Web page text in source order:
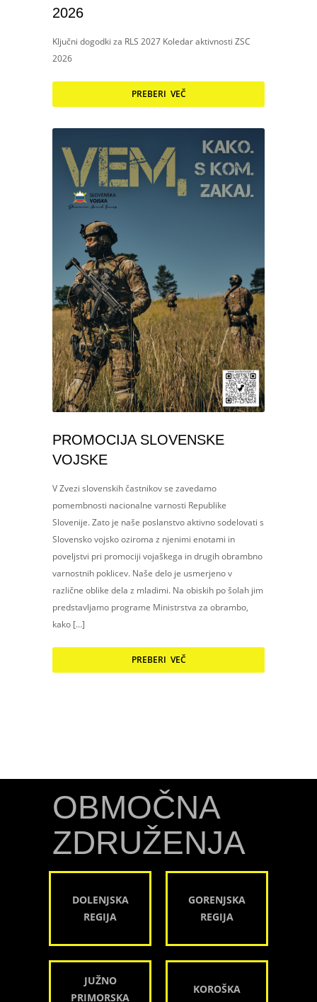
2026
Ključni dogodki za RLS 2027 Koledar aktivnosti ZSC
2026
PREBERI VEČ
PROMOCIJA SLOVENSKE
VOJSKE
V Zvezi slovenskih častnikov se zavedamo
pomembnosti nacionalne varnosti Republike
Slovenije. Zato je naše poslanstvo aktivno sodelovati s
Slovensko vojsko oziroma z njenimi enotami in
poveljstvi pri promociji vojaškega in drugih obrambno
varnostnih poklicev. Naše delo je usmerjeno v
različne oblike dela z mladimi. Na obiskih po šolah jim
predstavljamo programe Ministrstva za obrambo,
kako […]
PREBERI VEČ
OBMOČNA
ZDRUŽENJA
DOLENJSKA
REGIJA
GORENJSKA
REGIJA
JUŽNO
PRIMORSKA
KOROŠKA